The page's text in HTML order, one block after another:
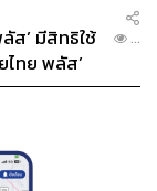
ลัส’ มีสิทธิใช้
ไทย พลัส’
...